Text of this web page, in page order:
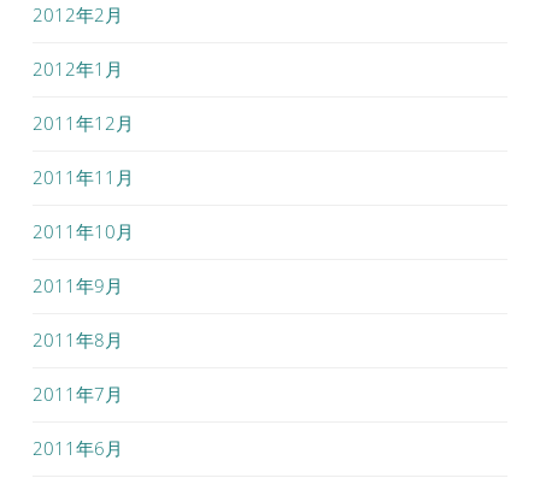
2012年2月
2012年1月
2011年12月
2011年11月
2011年10月
2011年9月
2011年8月
2011年7月
2011年6月